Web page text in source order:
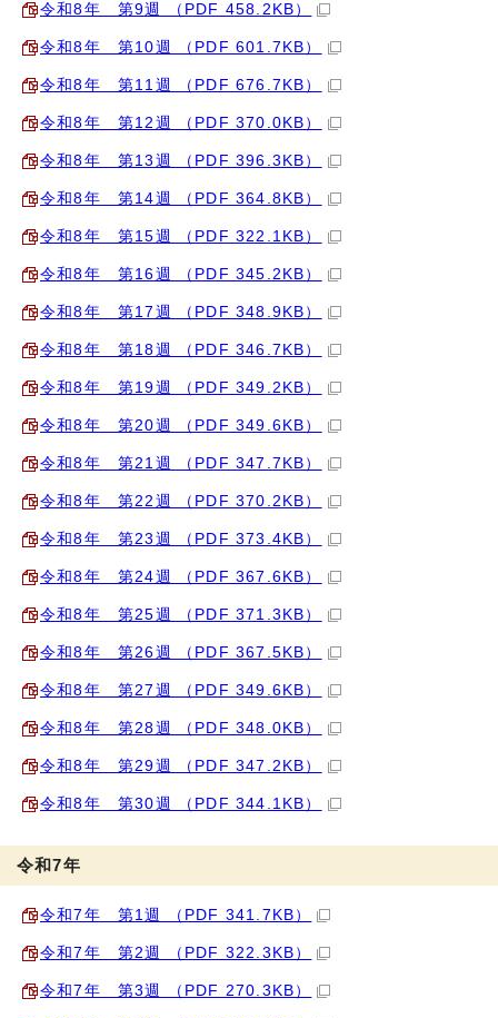
令和8年 第9週 （PDF 458.2KB）
令和8年 第10週 （PDF 601.7KB）
令和8年 第11週 （PDF 676.7KB）
令和8年 第12週 （PDF 370.0KB）
令和8年 第13週 （PDF 396.3KB）
令和8年 第14週 （PDF 364.8KB）
令和8年 第15週 （PDF 322.1KB）
令和8年 第16週 （PDF 345.2KB）
令和8年 第17週 （PDF 348.9KB）
令和8年 第18週 （PDF 346.7KB）
令和8年 第19週 （PDF 349.2KB）
令和8年 第20週 （PDF 349.6KB）
令和8年 第21週 （PDF 347.7KB）
令和8年 第22週 （PDF 370.2KB）
令和8年 第23週 （PDF 373.4KB）
令和8年 第24週 （PDF 367.6KB）
令和8年 第25週 （PDF 371.3KB）
令和8年 第26週 （PDF 367.5KB）
令和8年 第27週 （PDF 349.6KB）
令和8年 第28週 （PDF 348.0KB）
令和8年 第29週 （PDF 347.2KB）
令和8年 第30週 （PDF 344.1KB）
令和7年
令和7年 第1週 （PDF 341.7KB）
令和7年 第2週 （PDF 322.3KB）
令和7年 第3週 （PDF 270.3KB）